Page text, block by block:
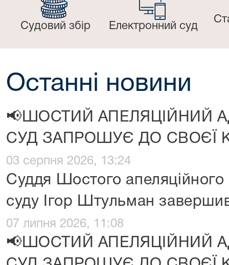
Судовий збір Електронний суд
Останні новини
📢ШОСТИЙ АПЕЛЯЦІЙНИЙ
СУД ЗАПРОШУЄ ДО СВОЄЇ
03 серпня 2026, 13:24
Суддя Шостого апеляційного
суду Ігор Штульман
07 липня 2026, 11:08
📢ШОСТИЙ АПЕЛЯЦІЙНИЙ